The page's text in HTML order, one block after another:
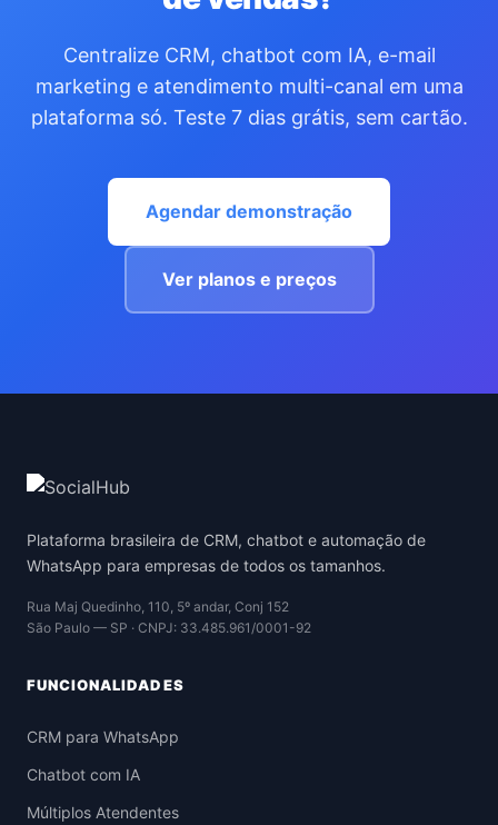
Centralize CRM, chatbot com IA, e-mail
marketing e atendimento multi-canal em uma
plataforma só. Teste 7 dias grátis, sem cartão.
Agendar demonstração
Ver planos e preços
Plataforma brasileira de CRM, chatbot e automação de
WhatsApp para empresas de todos os tamanhos.
Rua Maj Quedinho, 110, 5º andar, Conj 152
São Paulo — SP · CNPJ: 33.485.961/0001-92
FUNCIONALIDADES
CRM para WhatsApp
Chatbot com IA
Múltiplos Atendentes